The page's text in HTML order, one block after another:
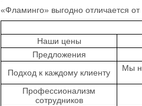
«Фламинго» выгодно отличается от
Наши цены
Предложения
Подход к каждому клиенту
Мы
Профессионализм
сотрудников